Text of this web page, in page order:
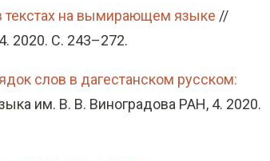
текстах на вымирающем языке //
2020. С. 243–272.
слов в дагестанском русском:
им. В. В. Виноградова РАН, 4. 2020.